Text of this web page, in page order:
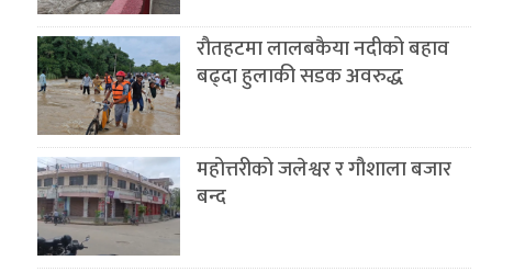
रौतहटमा लालबकैया नदीको बहाव
बढ्दा हुलाकी सडक अवरुद्ध
महोत्तरीको जलेश्वर र गौशाला बजार
बन्द